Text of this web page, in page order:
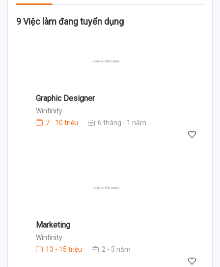
9 Việc làm đang tuyển dụng
Graphic Designer
Winfinity
7 - 10 triệu
6 tháng - 1 năm
Marketing
Winfinity
13 - 15 triệu
2 - 3 năm